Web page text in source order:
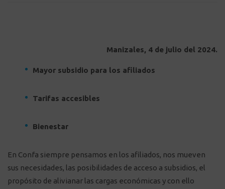
Manizales, 4 de julio del 2024.
Mayor subsidio para los afiliados
Tarifas accesibles
Bienestar
En Confa siempre pensamos en los afiliados, nos mueven
sus necesidades, las posibilidades de acceso a subsidios, el
propósito de alivianar las cargas económicas y con ello